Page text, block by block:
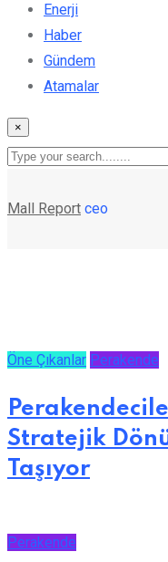
Enerji
Haber
Gündem
Atamalar
×
Mall Report ceo
Öne Çıkanlar Perakende
Stratejik
Taşıyor
Perakende